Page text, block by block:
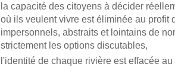
la capacité des citoyens à décider
où ils veulent vivre est éliminée au profit
impersonnels, abstraits et lointains de
strictement les options discutables,
l'identité de chaque rivière est effacée